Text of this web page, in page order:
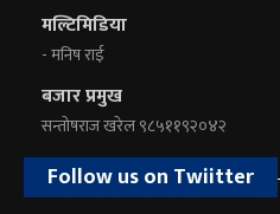
मल्टिमिडिया
- मनिष राई
बजार प्रमुख
सन्तोषराज खरेल ९८५११९२०४२
Follow us on Twiitter